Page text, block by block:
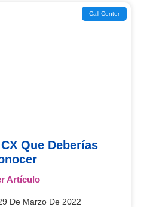
Call Center
Que Deberías
Artículo
De Marzo De 2022